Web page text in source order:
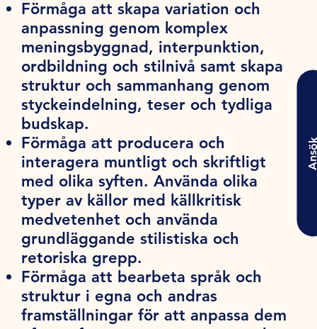
Förmåga att skapa variation och
anpassning genom komplex
meningsbyggnad, interpunktion,
ordbildning och stilnivå samt skapa
struktur och sammanhang genom
styckeindelning, teser och tydliga
budskap.
Förmåga att producera och
interagera muntligt och skriftligt
med olika syften. Använda olika
typer av källor med källkritisk
medvetenhet och använda
grundläggande stilistiska och
retoriska grepp.
Förmåga att bearbeta språk och
struktur i egna och andras
framställningar för att anpassa dem